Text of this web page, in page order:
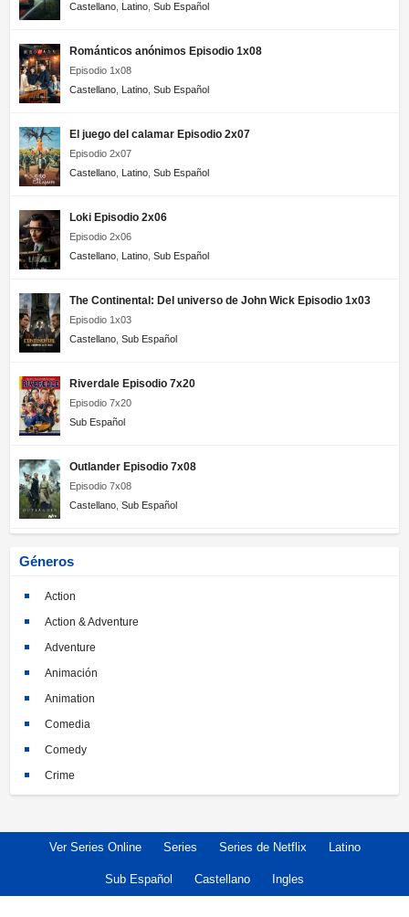
Castellano Latino Sub Español
Románticos anónimos Episodio 1x08
Episodio 1x08
Castellano Latino Sub Español
El juego del calamar Episodio 2x07
Episodio 2x07
Castellano Latino Sub Español
Loki Episodio 2x06
Episodio 2x06
Castellano Latino Sub Español
The Continental: Del universo de John Wick Episodio 1x03
Episodio 1x03
Castellano Sub Español
Riverdale Episodio 7x20
Episodio 7x20
Sub Español
Outlander Episodio 7x08
Episodio 7x08
Castellano Sub Español
Géneros
Action
Action & Adventure
Adventure
Animación
Animation
Comedia
Comedy
Crime
Documentary
Ver Series Online Series Series de Netflix Latino
Sub Español Castellano Ingles